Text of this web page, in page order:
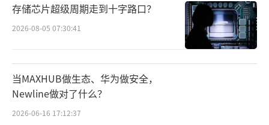
存储芯片超级周期走到十字路口？
2026-08-05 07:30:41
当MAXHUB做生态、华为做安全，
Newline做对了什么？
2026-06-16 17:12:37